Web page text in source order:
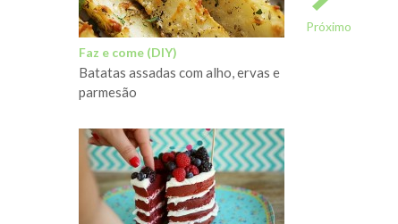
Próximo
Faz e come (DIY)
Batatas assadas com alho, ervas e
parmesão